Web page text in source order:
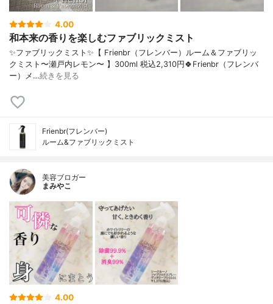
4.00
和本来の香りを楽しむファブリックミスト
✨ファブリックミスト✨【 Frienbr（フレンバー）ルーム＆ファブリッ
クミスト〜瀬戸内レモン〜 】300ml 税込2,310円🍀Frienbr（フレンバ
ー）メ…続きを見る
Frienbr(フレンバー)
ルーム&ファブリックミスト
美容ブロガー
まみやこ
4.00